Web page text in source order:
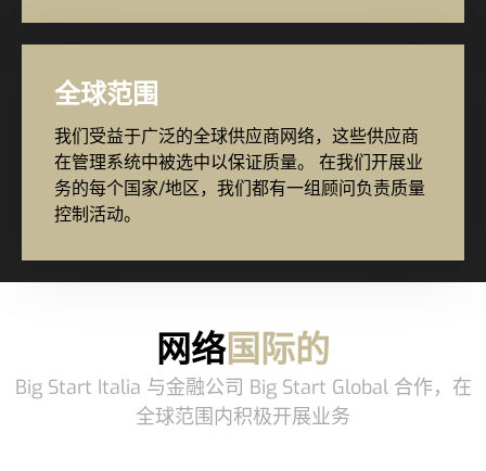
全球范围
我们受益于广泛的全球供应商网络，这些供应商
在管理系统中被选中以保证质量。 在我们开展业
务的每个国家/地区，我们都有一组顾问负责质量
控制活动。
网络国际的
Big Start Italia 与金融公司 Big Start Global 合作，在
全球范围内积极开展业务